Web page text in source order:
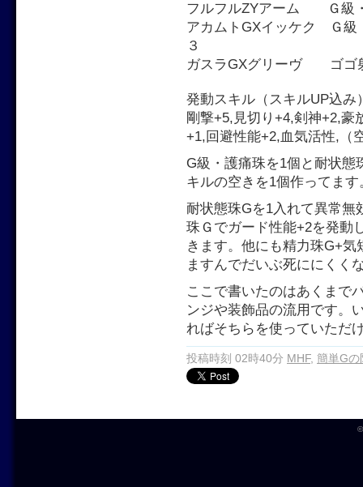
フルフルZYアーム Ｇ級・
アカムトGXイッケク Ｇ級
３
ガスラGXグリーヴ ゴゴ
発動スキル（スキルUP込み
剛撃+5,見切り+4,剣神+2,豪
+1,回避性能+2,血気活性,（
G級・護痛珠を1個と耐状態
キルの空きを1個作ってます
耐状態珠Gを1入れて異常
珠Ｇでガード性能+2を発動
きます。他にも精力珠G+
ますんでだいぶ死ににくく
ここで書いたのはあくまで
ンジや装飾品の流用です。
ればそちらを使っていただ
投稿時刻 02時40分 MHF, 簡単Gの